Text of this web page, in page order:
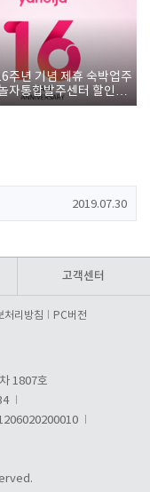
주년 기념 제휴 숙박업주
자통합발주센터 할인쿠
2019.07.30
고객센터
처리방침 PC버전
1807호